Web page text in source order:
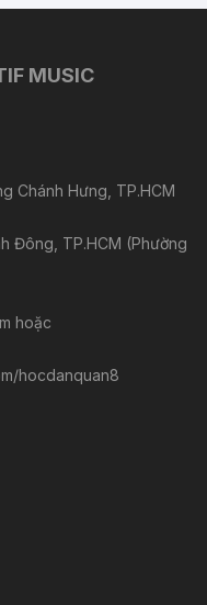
MUSIC
Chánh Hưng, TP.HCM
Đông, TP.HCM (Phường
hoặc
hocdanquan8